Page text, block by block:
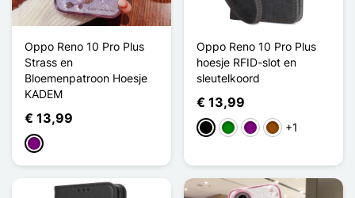
Oppo Reno 10 Pro Plus
Strass en
Bloemenpatroon Hoesje
KADEM
€ 13,99
Purper
Oppo Reno 10 Pro Plus
hoesje RFID-slot en
sleutelkoord
€ 13,99
ZwartGroenPurperBruin+1